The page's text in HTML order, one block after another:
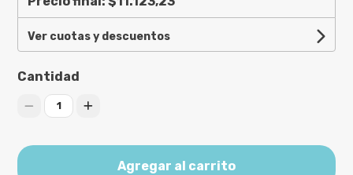
Ver cuotas y descuentos
Cantidad
1
Agregar al carrito